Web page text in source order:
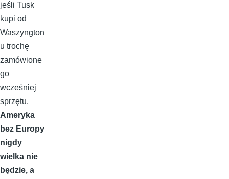
jeśli Tusk
kupi od
Waszyngton
u trochę
zamówione
go
wcześniej
sprzętu.
Ameryka
bez Europy
nigdy
wielka nie
będzie, a